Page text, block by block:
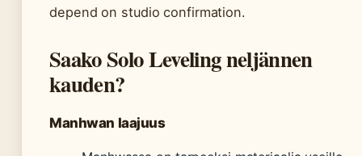
depend on studio confirmation.
Saako Solo Leveling neljännen
kauden?
Manhwan laajuus